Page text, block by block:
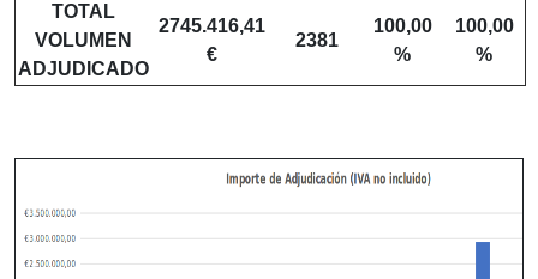
TOTAL
VOLUMEN
ADJUDICADO
2745.416,41
€
2381
100,00
%
100,00
%